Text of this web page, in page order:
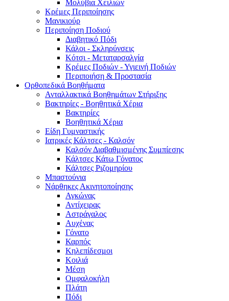
Μολύβια Χειλιών
Κρέμες Περιποίησης
Μανικιούρ
Περιποίηση Ποδιού
Διαβητικό Πόδι
Κάλοι - Σκληρύνσεις
Κότσι - Μεταταρσαλγία
Κρέμες Ποδιών - Υγιεινή Ποδιών
Περιποιήση & Προστασία
Ορθοπεδικά Βοηθήματα
Ανταλλακτικά Βοηθημάτων Στήριξης
Βακτηρίες - Βοηθητικά Χέρια
Βακτηρίες
Βοηθητικά Χέρια
Είδη Γυμναστικής
Ιατρικές Κάλτσες - Καλσόν
Καλσόν Διαβαθμισμένης Συμπίεσης
Κάλτσες Κάτω Γόνατος
Κάλτσες Ριζομηρίου
Μπαστούνια
Νάρθηκες Ακινητοποίησης
Αγκώνας
Αντίχειρας
Αστράγαλος
Αυχένας
Γόνατο
Καρπός
Κηλεπίδεσμοι
Κοιλιά
Μέση
Ομφαλοκήλη
Πλάτη
Πόδι